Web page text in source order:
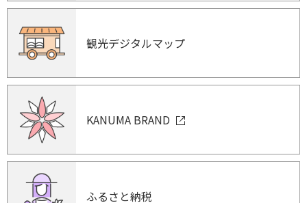
観光デジタルマップ
KANUMA BRAND
ふるさと納税